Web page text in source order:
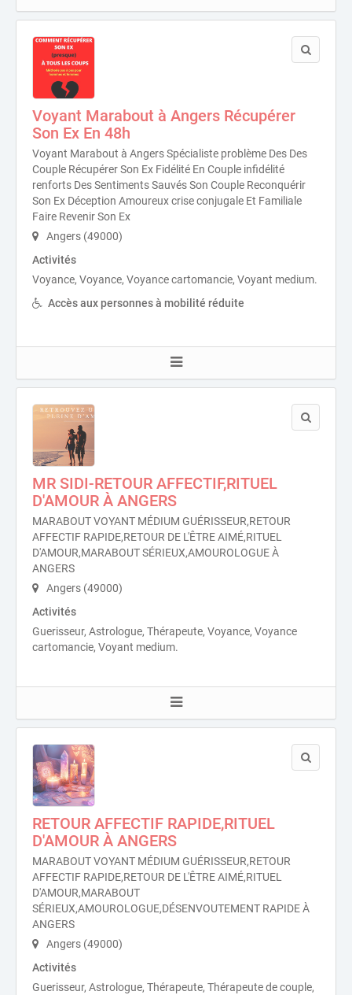
Voyant Marabout à Angers Récupérer
Son Ex En 48h
Voyant Marabout à Angers Spécialiste problème Des Des
Couple Récupérer Son Ex Fidélité En Couple infidélité
renforts Des Sentiments Sauvés Son Couple Reconquérir
Son Ex Déception Amoureux crise conjugale Et Familiale
Faire Revenir Son Ex
Angers (49000)
Activités
Voyance, Voyance, Voyance cartomancie, Voyant medium.
Accès aux personnes à mobilité réduite
MR SIDI-RETOUR AFFECTIF,RITUEL
D'AMOUR À ANGERS
MARABOUT VOYANT MÉDIUM GUÉRISSEUR,RETOUR
AFFECTIF RAPIDE,RETOUR DE L'ÊTRE AIMÉ,RITUEL
D'AMOUR,MARABOUT SÉRIEUX,AMOUROLOGUE À
ANGERS
Angers (49000)
Activités
Guerisseur, Astrologue, Thérapeute, Voyance, Voyance
cartomancie, Voyant medium.
RETOUR AFFECTIF RAPIDE,RITUEL
D'AMOUR À ANGERS
MARABOUT VOYANT MÉDIUM GUÉRISSEUR,RETOUR
AFFECTIF RAPIDE,RETOUR DE L'ÊTRE AIMÉ,RITUEL
D'AMOUR,MARABOUT
SÉRIEUX,AMOUROLOGUE,DÉSENVOUTEMENT RAPIDE À
ANGERS
Angers (49000)
Activités
Guerisseur, Astrologue, Thérapeute, Thérapeute de couple,